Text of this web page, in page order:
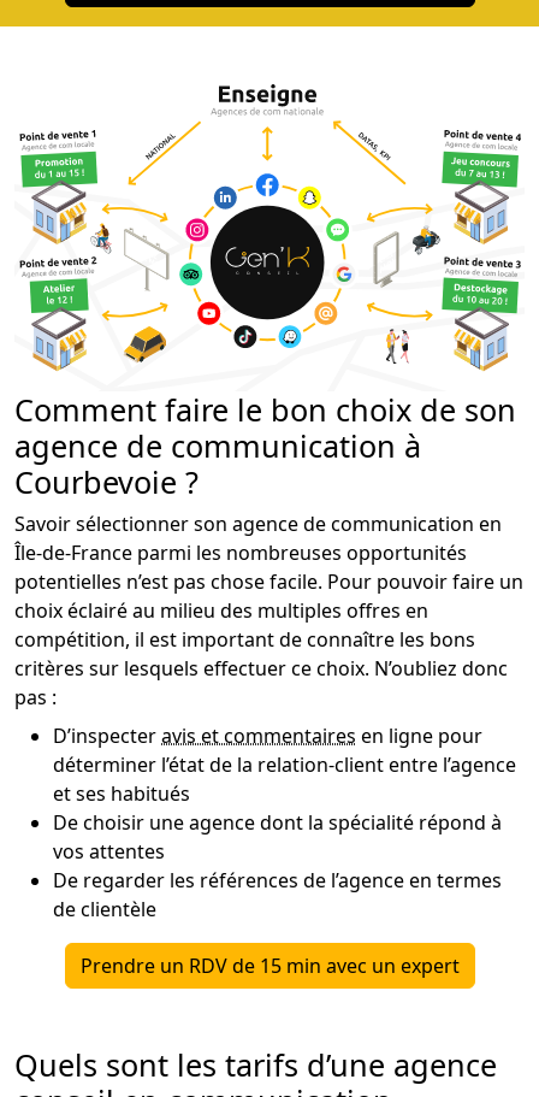
Comment faire le bon choix de son
agence de communication à
Courbevoie ?
Savoir sélectionner son agence de communication en
Île-de-France parmi les nombreuses opportunités
potentielles n’est pas chose facile. Pour pouvoir faire un
choix éclairé au milieu des multiples offres en
compétition, il est important de connaître les bons
critères sur lesquels effectuer ce choix. N’oubliez donc
pas :
D’inspecteravis et commentaires en ligne pour
déterminer l’état de la relation-client entre l’agence
et ses habitués
De choisir une agence dont la spécialité répond à
vos attentes
De regarder les références de l’agence en termes
de clientèle
Prendre un RDV de 15 min avec un expert
Quels sont les tarifs d’une agence